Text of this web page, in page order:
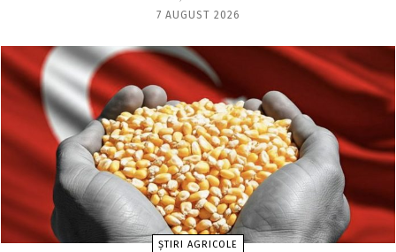
7 AUGUST 2026
ȘTIRI AGRICOLE